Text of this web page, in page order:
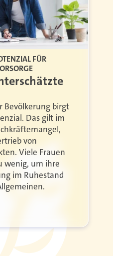
FÜR
Bevölkerung birgt
Das gilt im
von
Viele Frauen
wenig, um ihre
im Ruhestand